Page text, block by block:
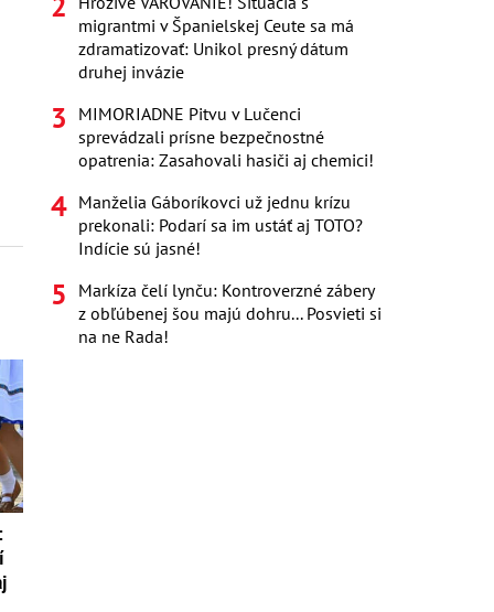
migrantmi v Španielskej Ceute sa má
zdramatizovať: Unikol presný dátum
druhej invázie
MIMORIADNE Pitvu v Lučenci
sprevádzali prísne bezpečnostné
opatrenia: Zasahovali hasiči aj chemici!
Manželia Gáboríkovci už jednu krízu
prekonali: Podarí sa im ustáť aj TOTO?
Indície sú jasné!
Markíza čelí lynču: Kontroverzné zábery
z obľúbenej šou majú dohru... Posvieti si
na ne Rada!